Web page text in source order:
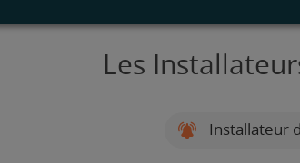
Les
Installateur